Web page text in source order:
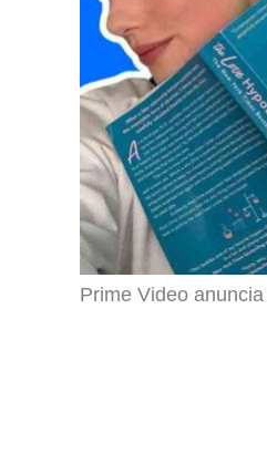
Prime Video